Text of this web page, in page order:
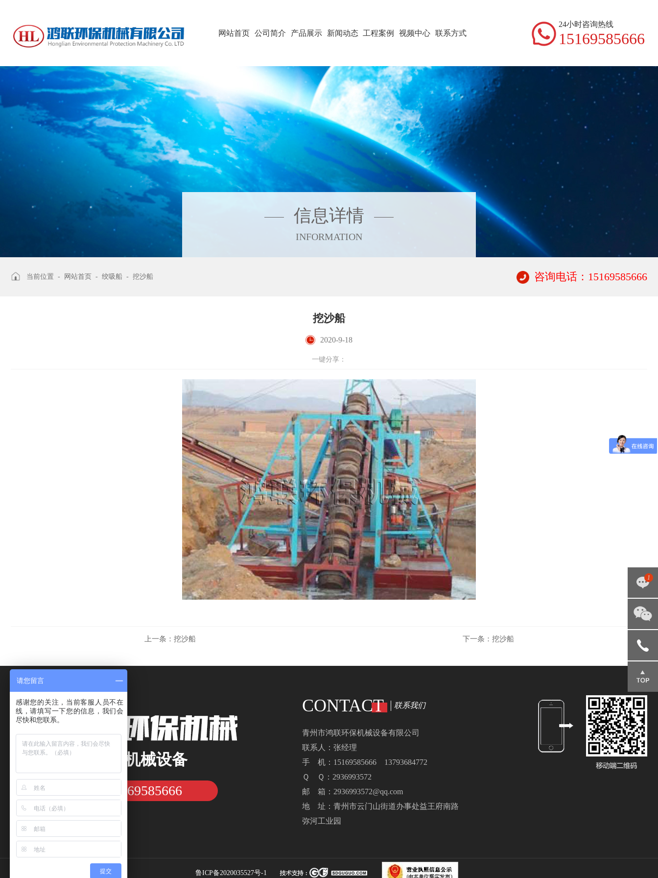
网站首页 公司简介 产品展示 新闻动态 工程案例 视频中心 联系方式
24小时咨询热线
15169585666
信息详情
INFORMATION
当前位置 - 网站首页 - 绞吸船 - 挖沙船 咨询电话：15169585666
挖沙船
2020-9-18
一键分享：
上一条： 挖沙船 下一条： 挖沙船
专注沙矿机械设备
15169585666
CONTACT 联系我们
青州市鸿联环保机械设备有限公司
联系人：张经理
手 机：15169585666 13793684772
Ｑ Ｑ：2936993572
邮 箱：2936993572@qq.com
地 址：青州市云门山街道办事处益王府南路
弥河工业园
鲁ICP备2020035527号-1
1
点击咨
85666
返回顶
部
请您留言
感谢您的关注，当前客服人员不在
线，请填写一下您的信息，我们会
尽快和您联系。
提交